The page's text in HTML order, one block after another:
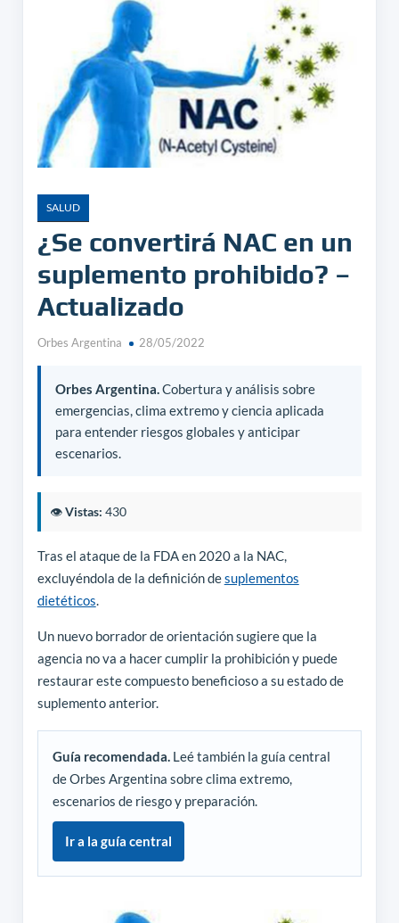
SALUD
¿Se convertirá NAC en un
suplemento prohibido? –
Actualizado
Orbes Argentina 28/05/2022
Orbes Argentina.Cobertura y análisis sobre
emergencias, clima extremo y ciencia aplicada
para entender riesgos globales y anticipar
escenarios.
👁️Vistas: 430
Tras el ataque de la FDA en 2020 a la NAC,
excluyéndola de la definición desuplementos
dietéticos.
Un nuevo borrador de orientación sugiere que la
agencia no va a hacer cumplir la prohibición y puede
restaurar este compuesto beneficioso a su estado de
suplemento anterior.
Guía recomendada.Leé también la guía central
de Orbes Argentina sobre clima extremo,
escenarios de riesgo y preparación.
Ir a la guía central